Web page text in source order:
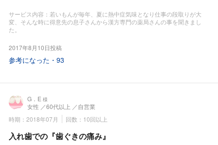
さないと、そして美肌も健康も基本は正しい食事『正食』、
この『正食』の礎がバイオリンク粒ですよ」との事でした。
介しています。
がいい」と言うこととペットボトルはダメと言う事を守って
いるようでした。すみれ漢方薬局さんへ相談に行って安心で
んに出向き、相談しました。
その時は年配の薬剤師さんは漢方健康講演のため留守で若い
薬剤師さんが対応。毎月、東京で開催されている漢方研修会
へ出席されているとかで、いろいろ詳しく漢方薬や日々の生
活習慣の改善まで教えて戴きました。そして私の持病であり
射が必要になるから「薬に頼る前に、まずは生活習慣、特に
はいつもパンにコーヒーでしたが、GI値（グリセミックイン
デックス）の話を聞いてびっくりしました。病院ではGI値の
意しないと糖尿病は悪くなるばかりとか。食パンのGI値はチ
サービス内容：若いもんが毎年、夏に熱中症気味となり仕事の段取りが大
変、そんな時に得意先の息子さんから漢方専門の薬局さんの事を聞きまし
た。
2017年8月10日投稿
参考になった・ 93
G．E 様
女性 ／60代以上 ／自営業
時期：2018年07月
回数：10回以上
入れ歯での『歯ぐきの痛み』